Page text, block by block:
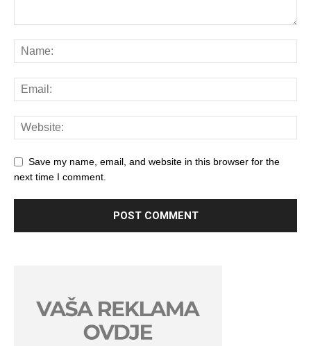
Save my name, email, and website in this browser for the
next time I comment.